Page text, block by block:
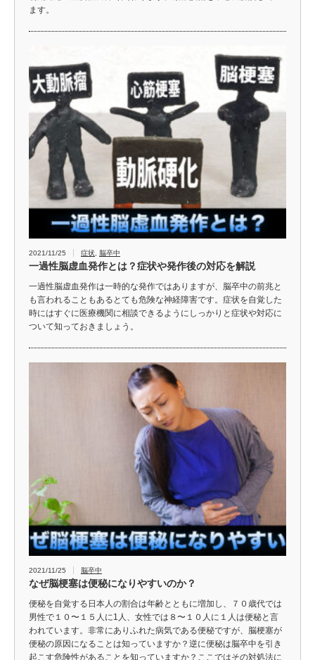
ます。
2021/11/25 症状, 脳卒中
一過性脳虚血発作とは？症状や発作後の対応を解説
一過性脳虚血発作は一時的な発作ではありますが、脳卒中の前兆と
も言われることもあるとても危険な神経障害です。症状を自覚した
時にはすぐに医療機関に相談できるようにしっかりと症状や対応に
ついて知っておきましょう。
2021/11/25 脳卒中
なぜ脳梗塞は便秘になりやすいのか？
便秘を自覚する日本人の割合は年齢とともに増加し、７０歳代では
男性で１０〜１５人に1人、女性では８〜１０人に１人は便秘と言
われています。非常にありふれた病気である便秘ですが、脳梗塞が
便秘の原因になることは知っていますか？逆に便秘は脳卒中を引き
起こす危険性があることを知っていますか？ここではその対処法に